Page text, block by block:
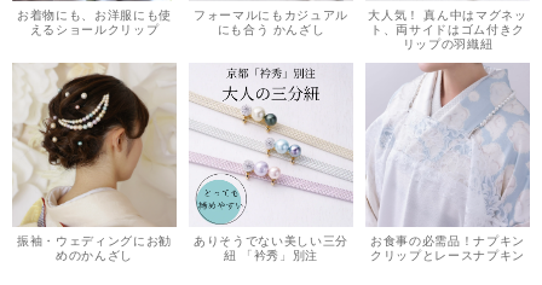
お着物にも、お洋服にも使
えるショールクリップ
フォーマルにもカジュアル
にも合う かんざし
大人気！ 真ん中はマグネッ
ト、両サイドはゴム付きク
リップの羽織紐
振袖・ウェディングにお勧
めのかんざし
ありそうでない美しい三分
紐 「衿秀」別注
お食事の必需品！ナプキン
クリップとレースナプキン